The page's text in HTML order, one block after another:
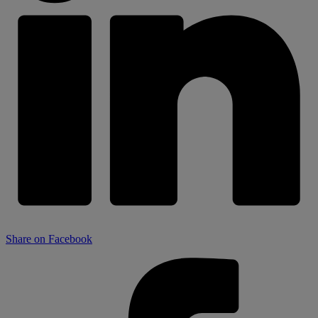
Share on Facebook